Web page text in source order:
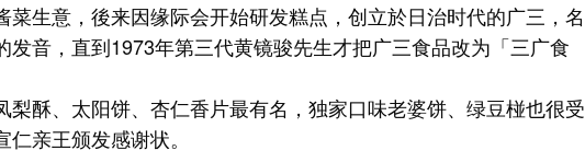
菜生意，後来因缘际会开始研发糕点，创立於日治时代的广三，名
发音，直到1973年第三代黄镜骏先生才把广三食品改为「三广食
梨酥、太阳饼、杏仁香片最有名，独家口味老婆饼、绿豆椪也很受
亲王颁发感谢状。